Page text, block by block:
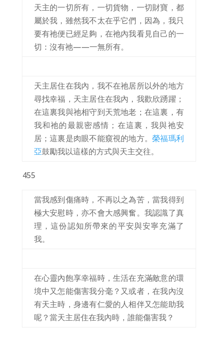
天主的一切所有，一切貨物，一切財寶，都
屬於我，雖然我不太在乎它們，因為，我只
要有祂便已經足夠，在祂內我看見自己的一
切：沒有祂——一無所有。
天主居住在我內，我不在祂居所以外的地方
尋找幸福，天主居住在我內，我歡欣踴躍；
在這裏我與祂相守到天荒地老；在這裏，有
我和祂的最親密感情；在這裏，我與祂安
居；這裏是肉眼不能窺視的地方。榮福瑪利
亞鼓勵我以這樣的方式與天主交往。
455
當我感到傷痛時，不再以之為苦，當我得到
極大安慰時，亦不會大感興奮。我認識了真
理，這份認知所帶來的平安與安寧充滿了
我。
在心靈內飽享幸福時，生活在充滿敵意的環
境中又怎能傷害我分毫？又或者，在我內沒
有天主時，身邊有仁愛的人相伴又怎能助我
呢？當天主居住在我內時，誰能傷害我？